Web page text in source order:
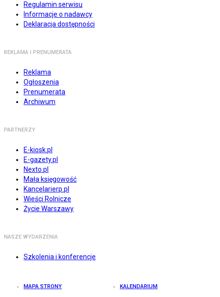
Regulamin serwisu
Informacje o nadawcy
Deklaracja dostępności
REKLAMA I PRENUMERATA
Reklama
Ogłoszenia
Prenumerata
Archiwum
PARTNERZY
E-kiosk.pl
E-gazety.pl
Nexto.pl
Mała księgowość
Kancelarierp.pl
Wieści Rolnicze
Życie Warszawy
NASZE WYDARZENIA
Szkolenia i konferencje
MAPA STRONY KALENDARIUM